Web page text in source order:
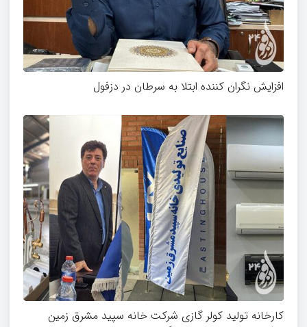
افزایش نگران کننده ابتلا به سرطان در دزفول
کارخانه تولید کولر گازی شرکت خانه سپید مشرق زمین